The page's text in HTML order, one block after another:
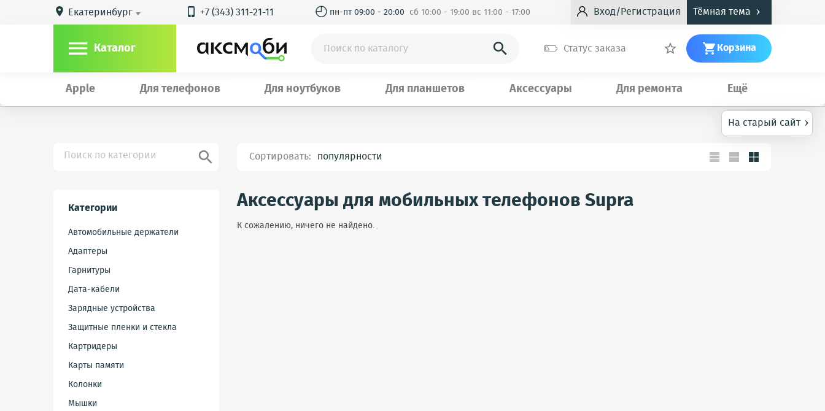
На старый сайт ›
 Екатеринбург  +7 (343) 311-21-11 ◴ пн-пт 09:00 - 20:00 сб 10:00 - 19:00 вс 11:00 - 17:00 Вход/Регистрация Тёмная тема ›
 Каталог  Статус заказа  Корзина
Apple Для телефонов Для ноутбуков Для планшетов Аксессуары Для ремонта Ещё
 Сортировать:
Категории
Автомобильные держатели
Адаптеры
Гарнитуры
Дата-кабели
Зарядные устройства
Защитные пленки и стекла
Картридеры
Карты памяти
Колонки
Мышки
Аксессуары для мобильных телефонов Supra
К сожалению, ничего не найдено.